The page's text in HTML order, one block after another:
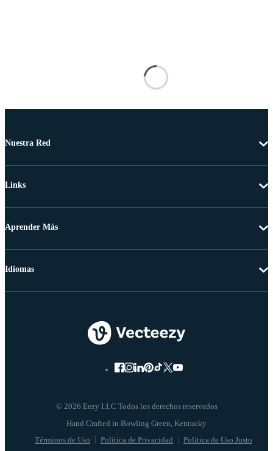
Nuestra Red
Links
Aprender Más
© 2026 Eezy LLC Todos los derechos reservados
Términos de Uso Política de Privacidad Política de Uso Justo
Idiomas